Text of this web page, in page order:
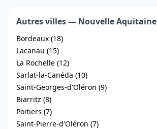
Autres villes — Nouvelle Aquitaine
Bordeaux (18)
Lacanau (15)
La Rochelle (12)
Sarlat-la-Canéda (10)
Saint-Georges-d'Oléron (9)
Biarritz (8)
Poitiers (7)
Saint-Pierre-d'Oléron (7)